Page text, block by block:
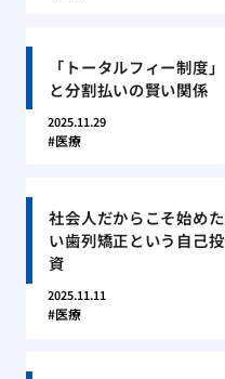
「トータルフィー制度」
と分割払いの賢い関係
2025.11.29
医療
社会人だからこそ始めた
い歯列矯正という自己投
資
2025.11.11
医療